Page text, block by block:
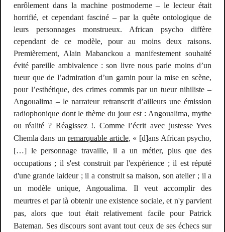
enrôlement dans la machine postmoderne – le lecteur était
horrifié, et cependant fasciné – par la quête ontologique de
leurs personnages monstrueux. African psycho diffère
cependant de ce modèle, pour au moins deux raisons.
Premièrement, Alain Mabanckou a manifestement souhaité
évité pareille ambivalence : son livre nous parle moins d’un
tueur que de l’admiration d’un gamin pour la mise en scène,
pour l’esthétique, des crimes commis par un tueur nihiliste –
Angoualima – le narrateur retranscrit d’ailleurs une émission
radiophonique dont le thème du jour est : Angoualima, mythe
ou réalité ? Réagissez !. Comme l’écrit avec justesse Yves
Chemla dans un remarquable article, « [d]ans African psycho,
[…] le personnage travaille, il a un métier, plus que des
occupations ; il s'est construit par l'expérience ; il est réputé
d'une grande laideur ; il a construit sa maison, son atelier ; il a
un modèle unique, Angoualima. Il veut accomplir des
meurtres et par là obtenir une existence sociale, et n'y parvient
pas, alors que tout était relativement facile pour Patrick
Bateman. Ses discours sont avant tout ceux de ses échecs sur